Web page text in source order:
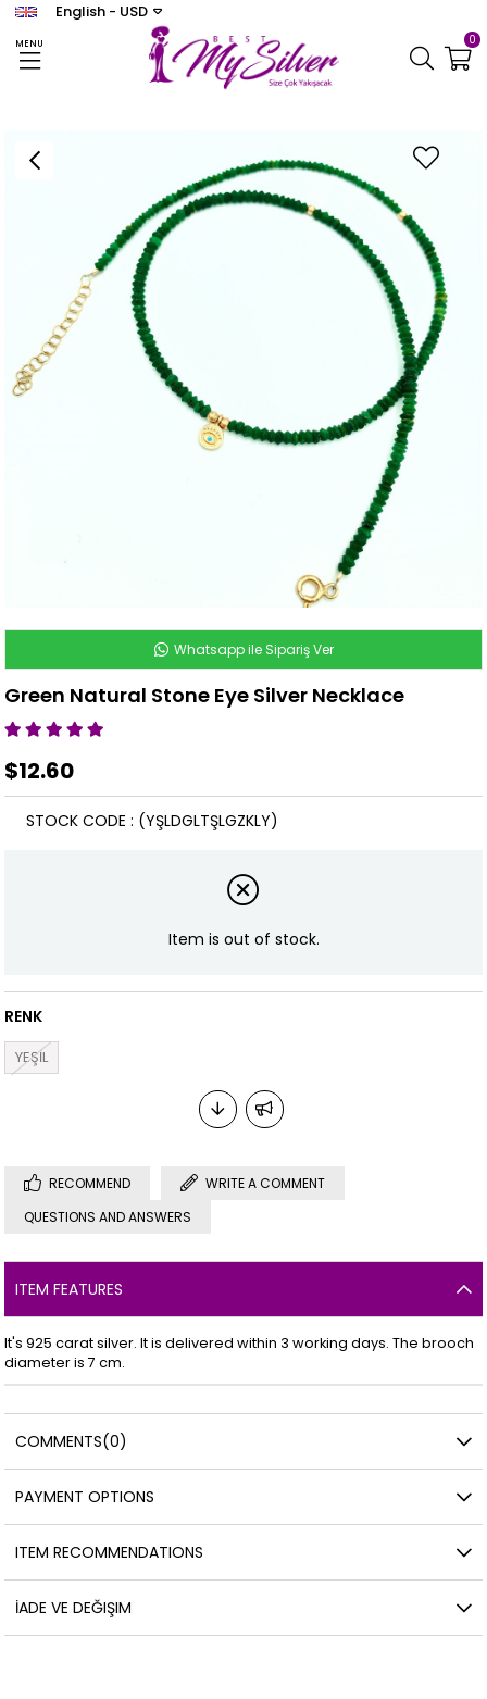
MENU
English - USD
0
Green Natural Stone Eye Silver Necklace
Whatsapp ile Sipariş Ver
Green Natural Stone Eye Silver Necklace
$12.60
(YŞLDGLTŞLGZKLY)
STOCK CODE
Item is out of stock.
RENK
YEŞİL
RECOMMEND
WRITE A COMMENT
QUESTIONS AND ANSWERS
ITEM FEATURES
It's 925 carat silver. It is delivered within 3 working days. The brooch
diameter is 7 cm.
COMMENTS(0)
PAYMENT OPTIONS
ITEM RECOMMENDATIONS
İADE VE DEĞIŞIM